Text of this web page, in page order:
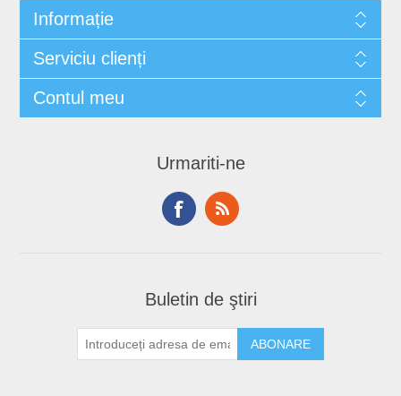
Informație
Serviciu clienți
Contul meu
Urmariti-ne
Buletin de ştiri